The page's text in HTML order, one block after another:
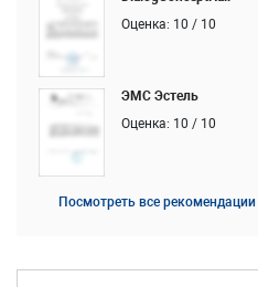
Оценка: 10 / 10
ЭМС Эстель
Оценка: 10 / 10
Посмотреть все рекомендации